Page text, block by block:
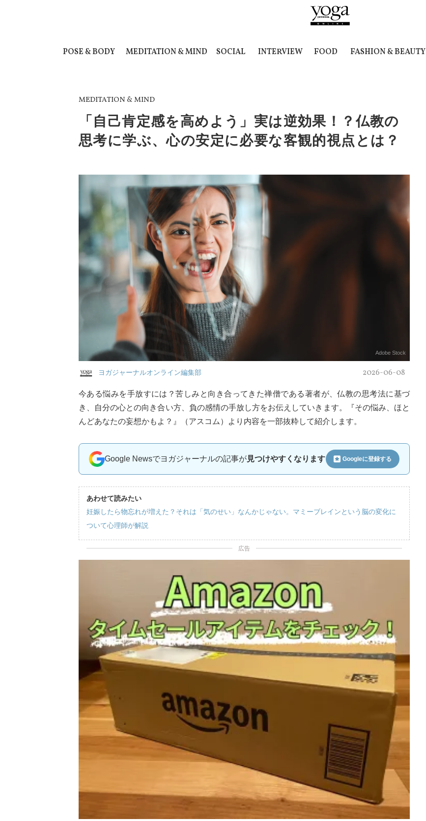
POSE & BODY MEDITATION & MIND SOCIAL INTERVIEW FOOD FASHION & BEAUTY
MEDITATION & MIND
「自己肯定感を高めよう」実は逆効果！？仏教の
思考に学ぶ、心の安定に必要な客観的視点とは？
Adobe Stock
ヨガジャーナルオンライン編集部 2026-06-08
今ある悩みを手放すには？苦しみと向き合ってきた禅僧である著者が、仏教の思考法に基づ
き、自分の心との向き合い方、負の感情の手放し方をお伝えしていきます。『その悩み、ほと
んどあなたの妄想かもよ？』（アスコム）より内容を一部抜粋して紹介します。
Google Newsでヨガジャーナルの記事が見つけやすくなります Googleに登録する
あわせて読みたい
妊娠したら物忘れが増えた？それは「気のせい」なんかじゃない。マミーブレインという脳の変化に
ついて心理師が解説
広告